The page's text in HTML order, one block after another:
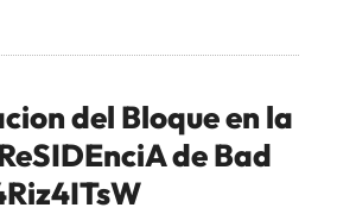
del Bloque en la
de Bad